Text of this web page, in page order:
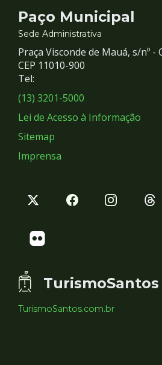
Contato
e
Redes
Sociais
Paço Municipal
Sede Administrativa
Praça Visconde de Mauá, s/nº -
CEP 11010-900
Tel:
(13) 3201-5000
Lei de Acesso à Informação
Sitemap
Imprensa
TurismoSantos
TurismoSantos.com.br